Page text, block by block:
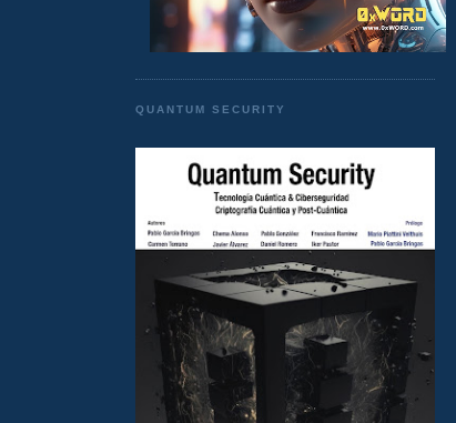
QUANTUM SECURITY